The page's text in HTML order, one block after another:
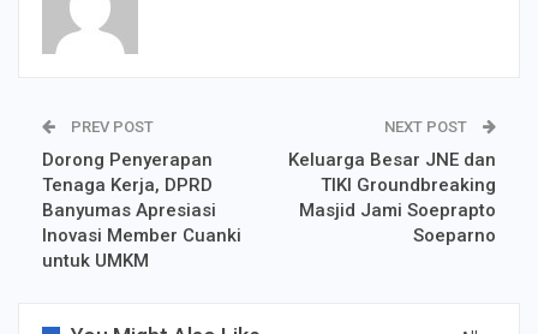
PREV POST
Dorong Penyerapan
Tenaga Kerja, DPRD
Banyumas Apresiasi
Inovasi Member Cuanki
untuk UMKM
NEXT POST
Keluarga Besar JNE dan
TIKI Groundbreaking
Masjid Jami Soeprapto
Soeparno